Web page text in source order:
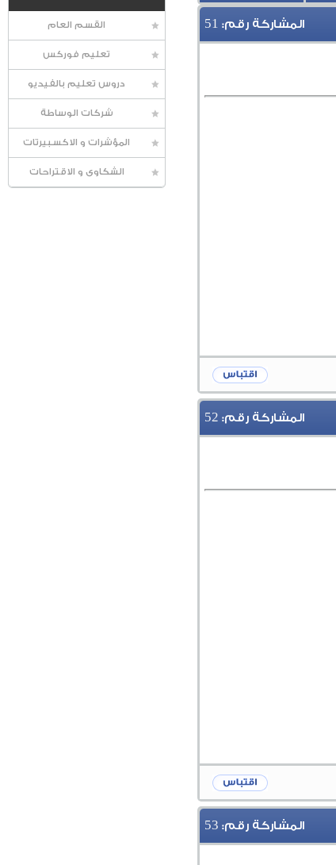
القسم العام
تعليم فوركس
دروس تعليم بالفيديو
شركات الوساطة
المؤشرات و الاكسبيرتات
الشكاوى و الاقتراحات
المشاركة رقم: 51
المشاركة رقم: 52
المشاركة رقم: 53